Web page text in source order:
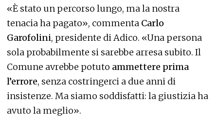
«È stato un percorso lungo, ma la nostra
tenacia ha pagato», commenta Carlo
Garofolini, presidente di Adico. «Una persona
sola probabilmente si sarebbe arresa subito. Il
Comune avrebbe potuto ammettere prima
l’errore, senza costringerci a due anni di
insistenze. Ma siamo soddisfatti: la giustizia ha
avuto la meglio».